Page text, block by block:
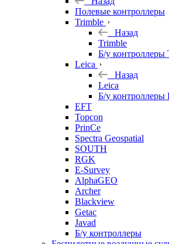
Полевые контроллеры
Trimble
Назад
Trimble
Б/у контроллеры
Leica
Назад
Leica
Б/у контроллеры
EFT
Topcon
PrinCe
Spectra Geospatial
SOUTH
RGK
E-Survey
AlphaGEO
Archer
Blackview
Getac
Javad
Б/у контроллеры